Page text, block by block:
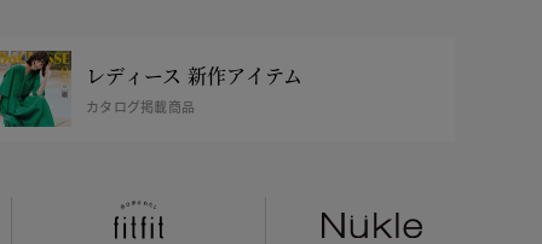
レディース 新作アイテム
カタログ掲載商品